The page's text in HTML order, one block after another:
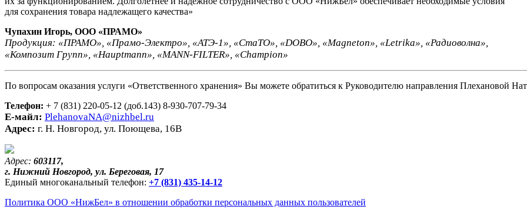
для сохранения товара надлежащего качества»
Чупахин Игорь, ООО «ПРАМО»
Продукция: «ПРАМО», «Прамо-Электро», «АТЭ-1», «СтаТО», «DOBO», «Magneton», «Letrika», «Радиоволна»,
«Композит Групп», «Hauptmann», «MANN-FILTER», «Champion»
По вопросам оказания услуги «Ответственного хранения» Вы можете обратиться к Руководителю направления Плехановой
Телефон: + 7 (831) 220-05-12 (доб.143) 8-930-707-79-34
Е-майл: PlehanovaNA@nizhbel.ru
Адрес: г. Н. Новгород, ул. Поющева, 16В
Адрес: 603117,
г. Нижний Новгород, ул. Береговая, 17
Единый многоканальный телефон: +7 (831) 435-14-12
Политика ООО «НижБел» в отношении обработки персональных данных пользователей